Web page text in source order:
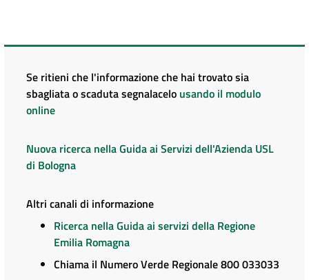
Se ritieni che l'informazione che hai trovato sia
sbagliata o scaduta segnalacelo usando il modulo
online
Nuova ricerca nella Guida ai Servizi dell'Azienda USL
di Bologna
Altri canali di informazione
Ricerca nella Guida ai servizi della Regione
Emilia Romagna
Chiama il Numero Verde Regionale 800 033033